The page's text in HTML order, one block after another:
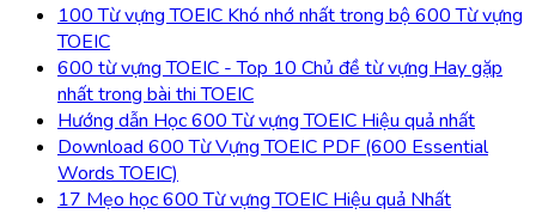
100 Từ vựng TOEIC Khó nhớ nhất trong bộ 600 Từ vựng
TOEIC
600 từ vựng TOEIC - Top 10 Chủ đề từ vựng Hay gặp
nhất trong bài thi TOEIC
Hướng dẫn Học 600 Từ vựng TOEIC Hiệu quả nhất
Download 600 Từ Vựng TOEIC PDF (600 Essential
Words TOEIC)
17 Mẹo học 600 Từ vựng TOEIC Hiệu quả Nhất